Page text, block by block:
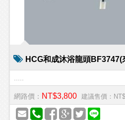
HCG和成沐浴龍頭BF3747(
網路價： NT$3,800 建議售價：NT$